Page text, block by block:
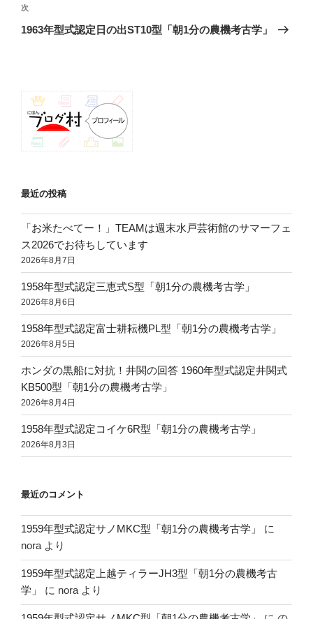
ゲ
ー
次
の
次
1963年型式認定日の出ST10型「朝1分の農機考古学」
最近の投稿
「お米たべてー！」TEAMは週末水戸芸術館のサマーフェ
ス2026でお待ちしています
2026年8月7日
1958年型式認定三恵式S型「朝1分の農機考古学」
2026年8月6日
1958年型式認定富士耕耘機PL型「朝1分の農機考古学」
2026年8月5日
ホンダの黒船に対抗！井関の回答 1960年型式認定井関式
KB500型「朝1分の農機考古学」
2026年8月4日
1958年型式認定コイケ6R型「朝1分の農機考古学」
2026年8月3日
最近のコメント
1959年型式認定サノMKC型「朝1分の農機考古学」
に
nora より
1959年型式認定上越ティラーJH3型「朝1分の農機考古
学」
に nora より